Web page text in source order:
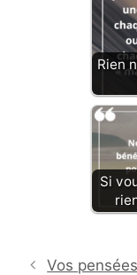
Rien
Si
Vos